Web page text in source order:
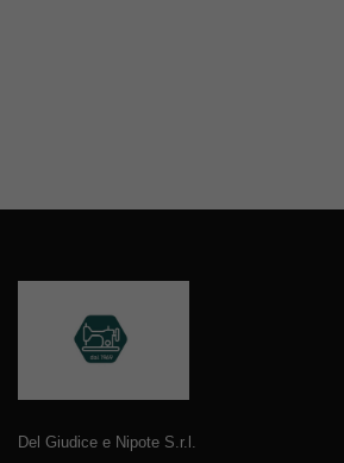
Del Giudice e Nipote S.r.l.